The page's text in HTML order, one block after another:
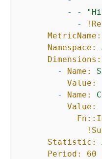
-
-
-
MetricName:
Namespace:
Dimensions:
-
Name:
Value:
-
Name:
Value:
Statistic:
Period:
60